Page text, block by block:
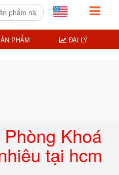
Khoá
tại hcm
PHẨM ĐẠI LÝ